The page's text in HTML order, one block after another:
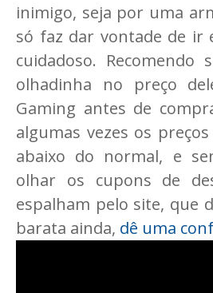
inimigo, seja por uma
só faz dar vontade de ir
cuidadoso. Recomendo
olhadinha no preço
Gaming antes de
algumas vezes os
abaixo do normal, e
olhar os cupons de
espalham pelo site, que
barata ainda, dê uma